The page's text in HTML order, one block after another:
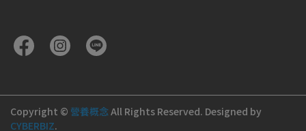
Copyright © 營養概念All Rights Reserved. Designed by
CYBERBIZ.